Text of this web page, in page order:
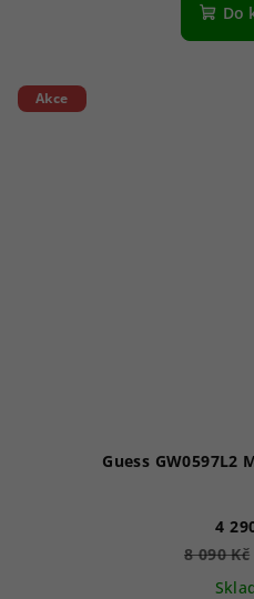
Do
Akce
Guess GW0597L2
4
8 090 Kč